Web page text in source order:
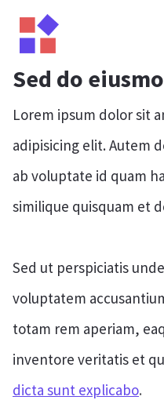
Sed do
Lorem ipsum dolor sit
adipisicing elit. Autem
ab voluptate id quam
similique quisquam et
Sed ut perspiciatis
voluptatem
totam rem aperiam,
inventore veritatis et
dicta sunt explicabo.